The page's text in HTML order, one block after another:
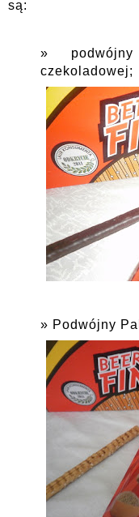
są:
czekoladowej;
Podwójny